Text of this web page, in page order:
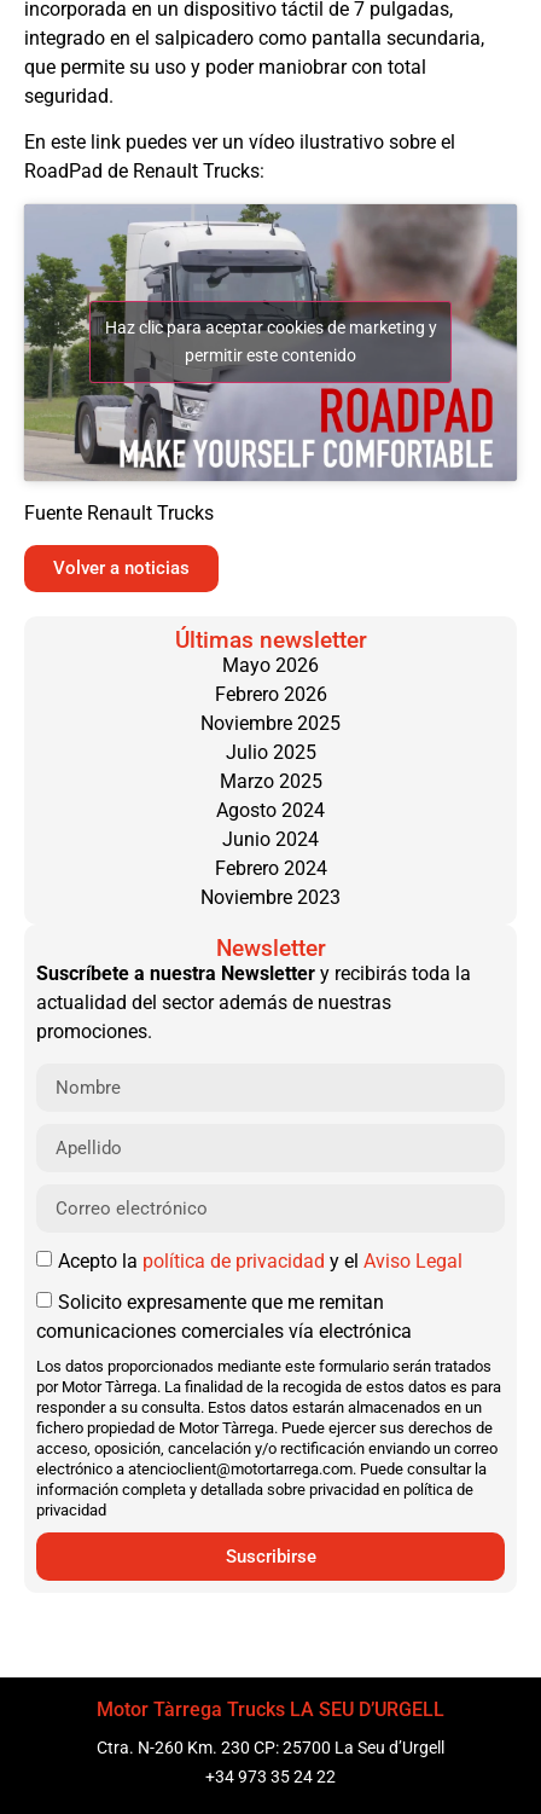
incorporada en un dispositivo táctil de 7 pulgadas,
integrado en el salpicadero como pantalla secundaria,
que permite su uso y poder maniobrar con total
seguridad.
En este link puedes ver un vídeo ilustrativo sobre el
RoadPad de Renault Trucks:
Haz clic para aceptar cookies de marketing y
permitir este contenido
Fuente Renault Trucks
Volver a noticias
Últimas newsletter
Mayo 2026
Febrero 2026
Noviembre 2025
Julio 2025
Marzo 2025
Agosto 2024
Junio 2024
Febrero 2024
Noviembre 2023
Newsletter
Suscríbete a nuestra Newsletter y recibirás toda la
actualidad del sector además de nuestras
promociones.
Acepto la política de privacidad y el Aviso Legal
Solicito expresamente que me remitan
comunicaciones comerciales vía electrónica
Los datos proporcionados mediante este formulario serán tratados
por Motor Tàrrega. La finalidad de la recogida de estos datos es para
responder a su consulta. Estos datos estarán almacenados en un
fichero propiedad de Motor Tàrrega. Puede ejercer sus derechos de
acceso, oposición, cancelación y/o rectificación enviando un correo
electrónico a atencioclient@motortarrega.com. Puede consultar la
información completa y detallada sobre privacidad en política de
privacidad
Suscribirse
Motor Tàrrega Trucks LA SEU D’URGELL
Ctra. N-260 Km. 230 CP: 25700 La Seu d’Urgell
+34 973 35 24 22